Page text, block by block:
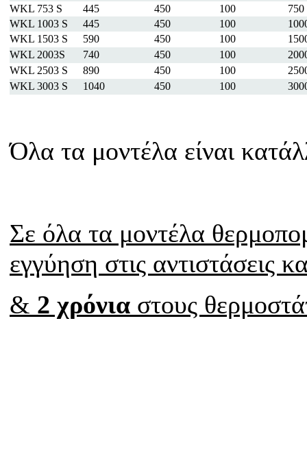
WKL 753 S
445 450 100
WKL 1003 S
445 450 100
WKL 1503 S
590 450 100
WKL 2003S
740 450 100
WKL 2503 S
890 450 100
WKL 3003 S
1040 450 100
Όλα τα μοντέλα είναι
Σε όλα τα μοντέλα
εγγύηση στις αντιστάσεις
& 2 χρόνια στους